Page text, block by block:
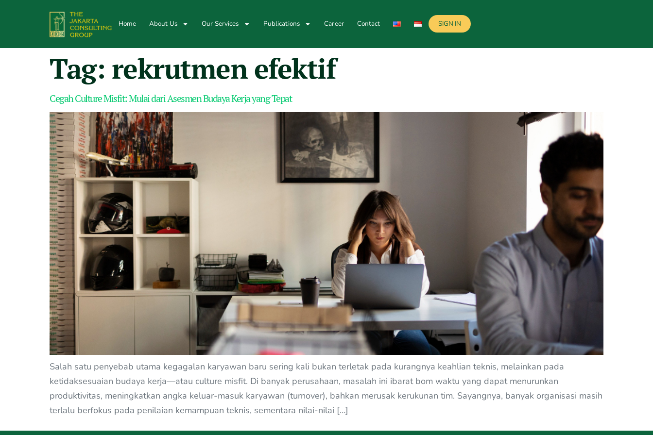
Home About Us Our Services Publications Career Contact SIGN IN
Tag: rekrutmen efektif
Cegah Culture Misfit: Mulai dari Asesmen Budaya Kerja yang Tepat
Salah satu penyebab utama kegagalan karyawan baru sering kali bukan terletak pada kurangnya keahlian teknis, melainkan pada
ketidaksesuaian budaya kerja—atau culture misfit. Di banyak perusahaan, masalah ini ibarat bom waktu yang dapat menurunkan
produktivitas, meningkatkan angka keluar-masuk karyawan (turnover), bahkan merusak kerukunan tim. Sayangnya, banyak organisasi masih
terlalu berfokus pada penilaian kemampuan teknis, sementara nilai-nilai […]